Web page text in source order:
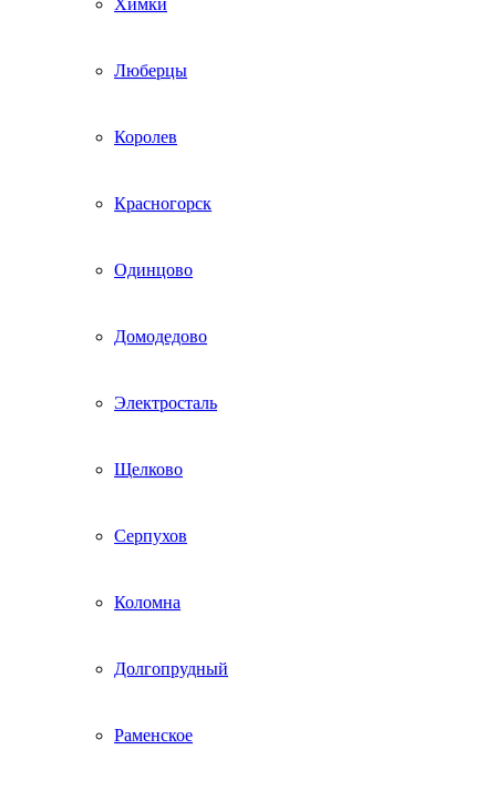
Химки
Люберцы
Королев
Красногорск
Одинцово
Домодедово
Электросталь
Щелково
Серпухов
Коломна
Долгопрудный
Раменское